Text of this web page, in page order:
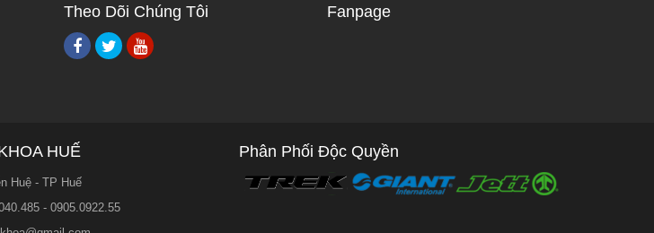
Theo Dõi Chúng Tôi Fanpage
HUẾ
Huệ - TP Huế
- 0905.0922.55
Phân Phối Độc Quyền